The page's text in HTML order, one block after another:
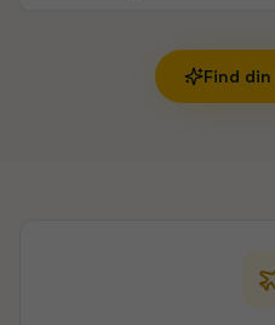
Find din